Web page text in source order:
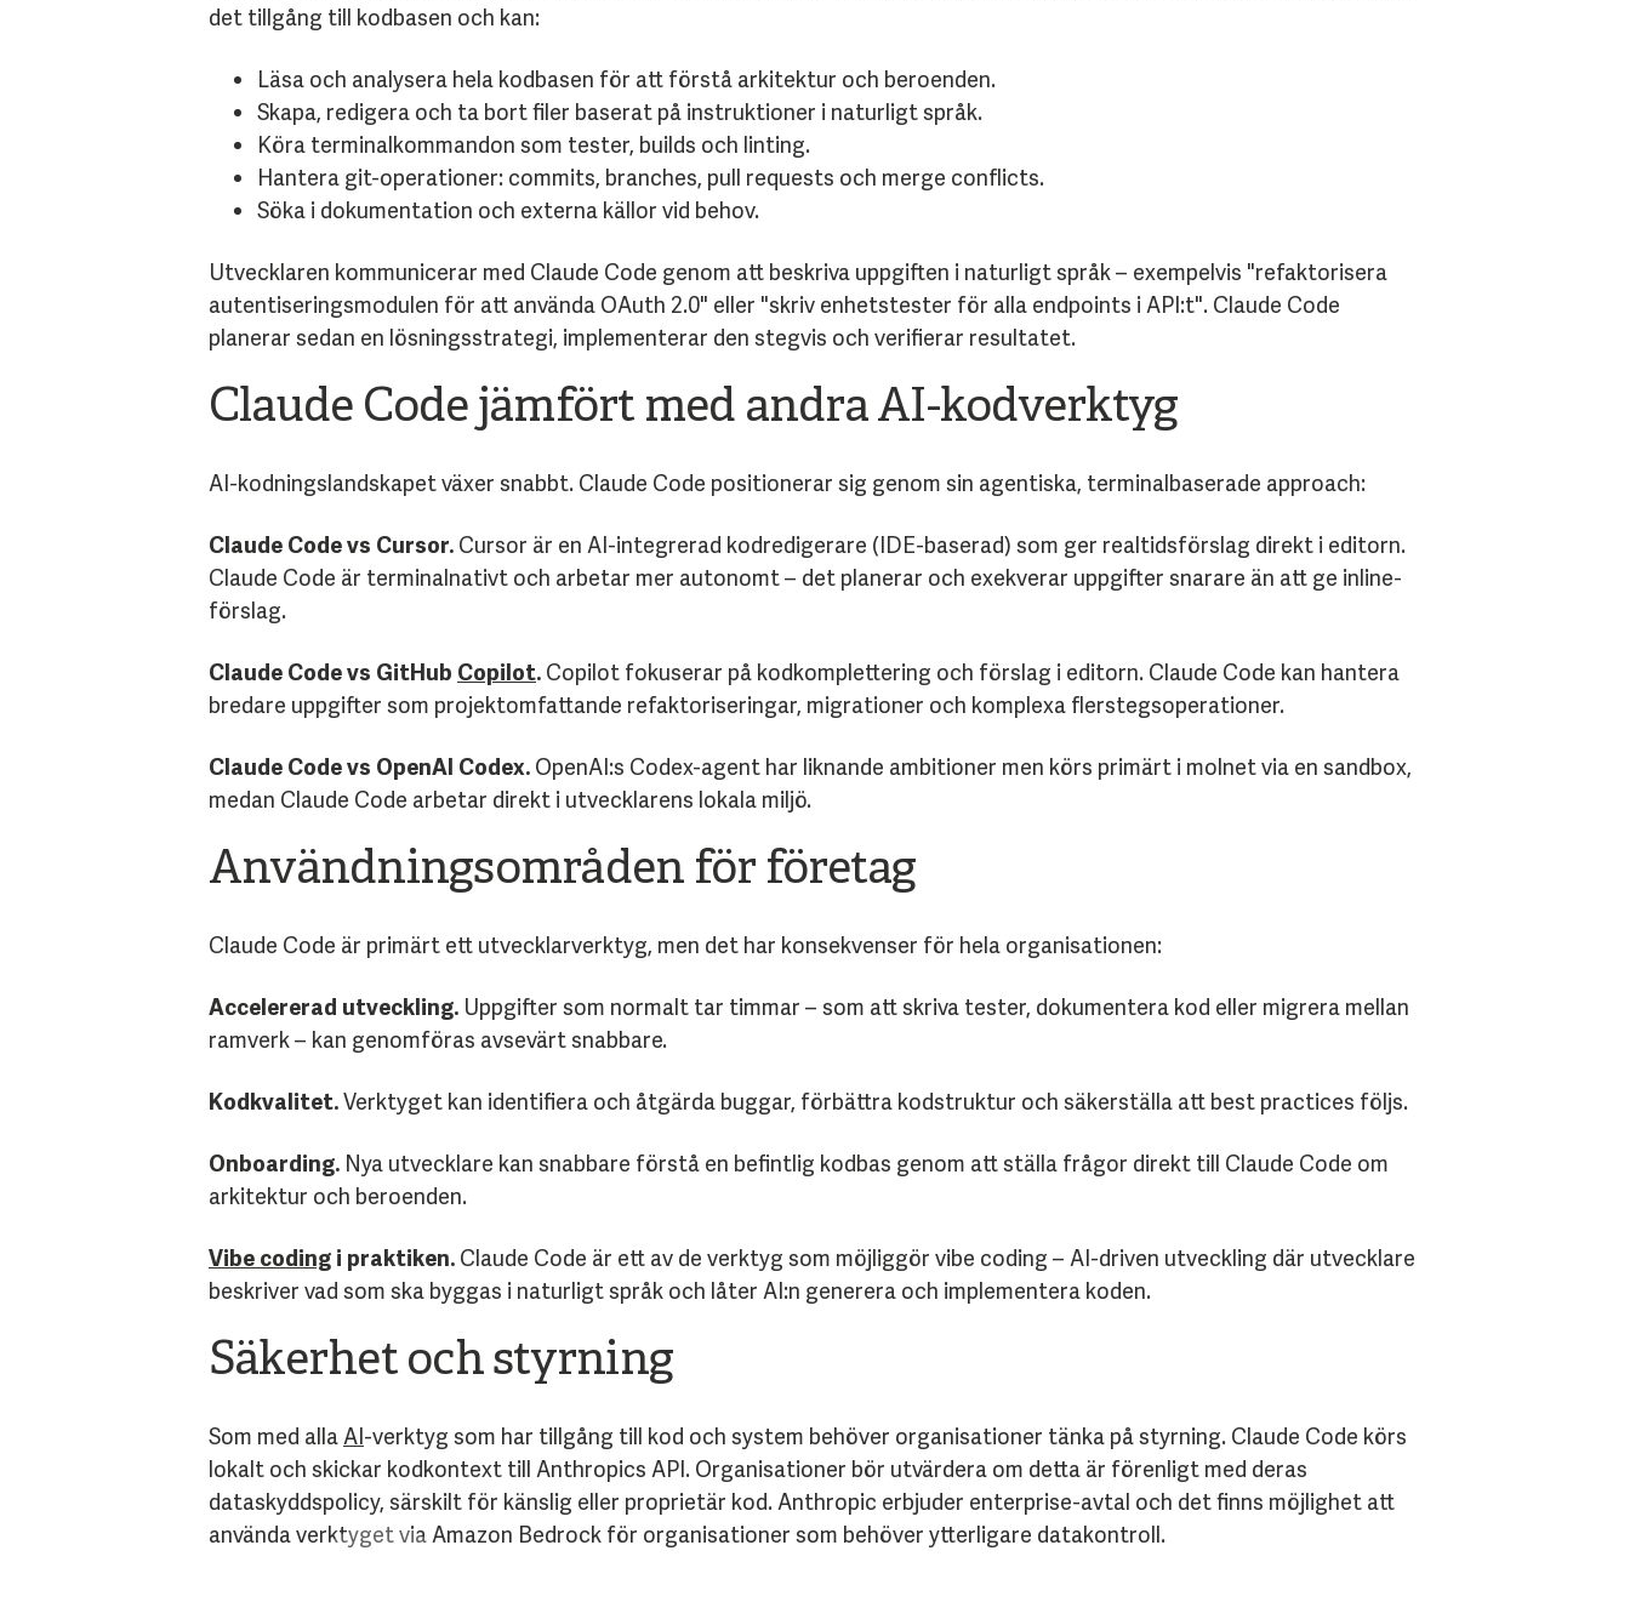
det tillgång till kodbasen och kan:
Läsa och analysera hela kodbasen för att förstå arkitektur och beroenden.
Skapa, redigera och ta bort filer baserat på instruktioner i naturligt språk.
Köra terminalkommandon som tester, builds och linting.
Hantera git-operationer: commits, branches, pull requests och merge conflicts.
Söka i dokumentation och externa källor vid behov.
Utvecklaren kommunicerar med Claude Code genom att beskriva uppgiften i naturligt språk – exempelvis "refaktorisera
autentiseringsmodulen för att använda OAuth 2.0" eller "skriv enhetstester för alla endpoints i API:t". Claude Code
planerar sedan en lösningsstrategi, implementerar den stegvis och verifierar resultatet.
Claude Code jämfört med andra AI-kodverktyg
AI-kodningslandskapet växer snabbt. Claude Code positionerar sig genom sin agentiska, terminalbaserade approach:
Claude Code vs Cursor. Cursor är en AI-integrerad kodredigerare (IDE-baserad) som ger realtidsförslag direkt i editorn.
Claude Code är terminalnativt och arbetar mer autonomt – det planerar och exekverar uppgifter snarare än att ge inline-
förslag.
Claude Code vs GitHub Copilot. Copilot fokuserar på kodkomplettering och förslag i editorn. Claude Code kan hantera
bredare uppgifter som projektomfattande refaktoriseringar, migrationer och komplexa flerstegsoperationer.
Claude Code vs OpenAI Codex. OpenAI:s Codex-agent har liknande ambitioner men körs primärt i molnet via en sandbox,
medan Claude Code arbetar direkt i utvecklarens lokala miljö.
Användningsområden för företag
Claude Code är primärt ett utvecklarverktyg, men det har konsekvenser för hela organisationen:
Accelererad utveckling. Uppgifter som normalt tar timmar – som att skriva tester, dokumentera kod eller migrera mellan
ramverk – kan genomföras avsevärt snabbare.
Kodkvalitet.Verktyget kan identifiera och åtgärda buggar, förbättra kodstruktur och säkerställa att best practices följs.
Onboarding. Nya utvecklare kan snabbare förstå en befintlig kodbas genom att ställa frågor direkt till Claude Code om
arkitektur och beroenden.
Vibe coding i praktiken. Claude Code är ett av de verktyg som möjliggör vibe coding – AI-driven utveckling där utvecklare
beskriver vad som ska byggas i naturligt språk och låter AI:n generera och implementera koden.
Säkerhet och styrning
Som med allaAI-verktyg som har tillgång till kod och system behöver organisationer tänka på styrning. Claude Code körs
lokalt och skickar kodkontext till Anthropics API. Organisationer bör utvärdera om detta är förenligt med deras
dataskyddspolicy, särskilt för känslig eller proprietär kod. Anthropic erbjuder enterprise-avtal och det finns möjlighet att
använda verktyget via Amazon Bedrock för organisationer som behöver ytterligare datakontroll.